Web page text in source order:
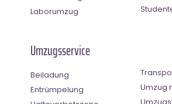
Laborumzug
Umzugsservice
Beiladung
Entrümpelung
Umzug